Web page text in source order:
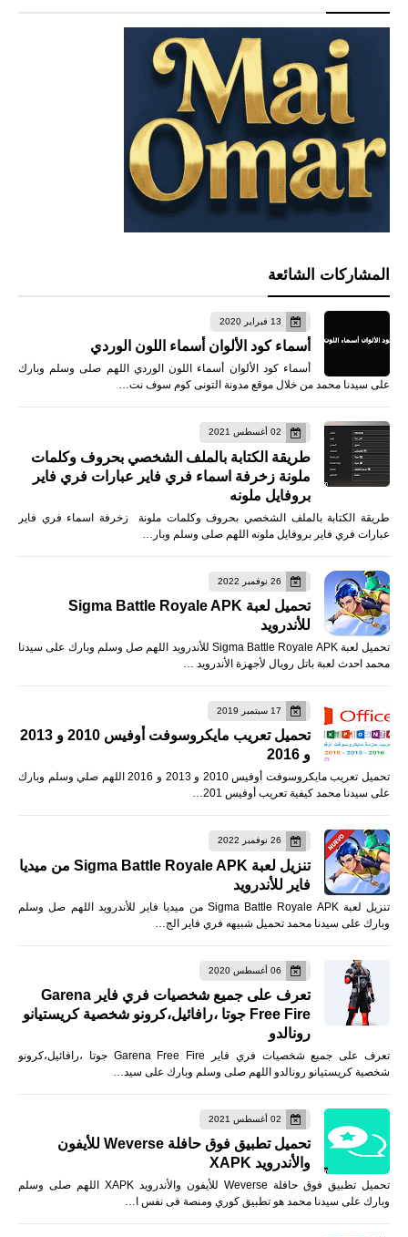
المشاركات الشائعة
13 فبراير 2020
أسماء كود الألوان أسماء اللون الوردي
أسماء كود الألوان أسماء اللون الوردي اللهم صلى وسلم وبارك
على سيدنا محمد من خلال موقع مدونة التونى كوم سوف نت…
02 أغسطس 2021
طريقة الكتابة بالملف الشخصي بحروف وكلمات
ملونة زخرفة اسماء فري فاير عبارات فري فاير
بروفايل ملونه
طريقة الكتابة بالملف الشخصي بحروف وكلمات ملونة زخرفة اسماء فري فاير
عبارات فري فاير بروفايل ملونه اللهم صلى وسلم وبار…
26 نوفمبر 2022
تحميل لعبة Sigma Battle Royale APK
للأندرويد
تحميل لعبة Sigma Battle Royale APK للأندرويد اللهم صل وسلم وبارك على سيدنا
محمد احدث لعبة باتل رويال لأجهزة الأندرويد …
17 سبتمبر 2019
تحميل تعريب مايكروسوفت أوفيس 2010 و 2013
و 2016
تحميل تعريب مايكروسوفت أوفيس 2010 و 2013 و 2016 اللهم صلي وسلم وبارك
على سيدنا محمد كيفية تعريب أوفيس 201…
26 نوفمبر 2022
تنزيل لعبة Sigma Battle Royale APK من ميديا
فاير للأندرويد
تنزيل لعبة Sigma Battle Royale APK من ميديا فاير للأندرويد اللهم صل وسلم
وبارك على سيدنا محمد تحميل شبيهه فري فاير الج…
06 أغسطس 2020
تعرف على جميع شخصيات فري فاير Garena
Free Fire جوتا ،رافائيل،كرونو شخصية كريستيانو
رونالدو
تعرف على جميع شخصيات فري فاير Garena Free Fire جوتا ،رافائيل،كرونو
شخصية كريستيانو رونالدو اللهم صلى وسلم وبارك على سيد…
02 أغسطس 2021
تحميل تطبيق فوق حافلة Weverse للأيفون
والأندرويد XAPK
تحميل تطبيق فوق حافلة Weverse للأيفون والأندرويد XAPK اللهم صلى وسلم
وبارك على سيدنا محمد هو تطبيق كوري ومنصة فى نفس ا…